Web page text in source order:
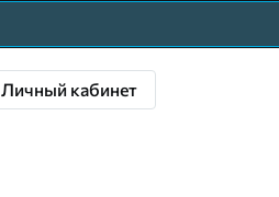
Личный кабинет